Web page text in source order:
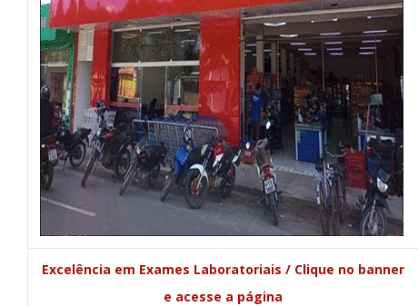
Excelência em Exames Laboratoriais / Clique no banner
e acesse a página